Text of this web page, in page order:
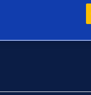
Performance 2